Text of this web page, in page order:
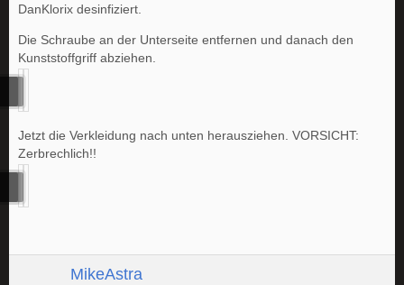
DanKlorix desinfiziert.
Die Schraube an der Unterseite entfernen und danach den
Kunststoffgriff abziehen.
Jetzt die Verkleidung nach unten herausziehen. VORSICHT:
Zerbrechlich!!
MikeAstra